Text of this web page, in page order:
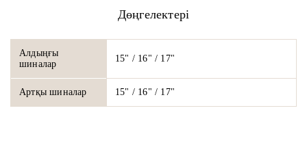
Дөңгелектері
Алдыңғы
шиналар
15" / 16" / 17"
Артқы шиналар 15" / 16" / 17"